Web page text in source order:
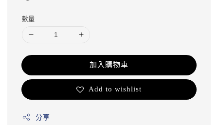
數量
加入購物車
Add to wishlist
分享